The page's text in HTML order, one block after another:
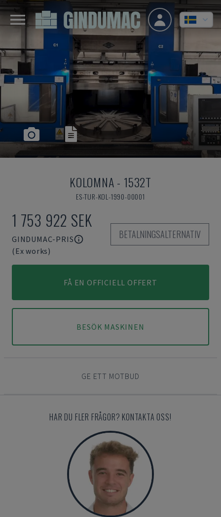
KOLOMNA- 1532T
ES-TUR-KOL-1990-00001
1 753 922 SEK
GINDUMAC-PRIS
(Ex works)
BETALNINGSALTERNATIV
FÅ EN OFFICIELL OFFERT
BESÖK MASKINEN
GE ETT MOTBUD
HAR DU FLER FRÅGOR? KONTAKTA OSS!